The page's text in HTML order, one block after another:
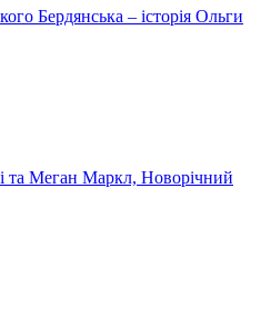
Бердянська – історія Ольги
та Меган Маркл, Новорічний